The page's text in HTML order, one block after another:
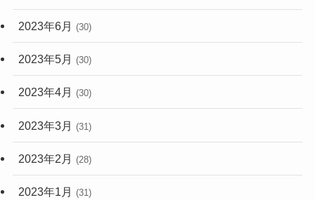
2023年6月 (30)
2023年5月 (30)
2023年4月 (30)
2023年3月 (31)
2023年2月 (28)
2023年1月 (31)